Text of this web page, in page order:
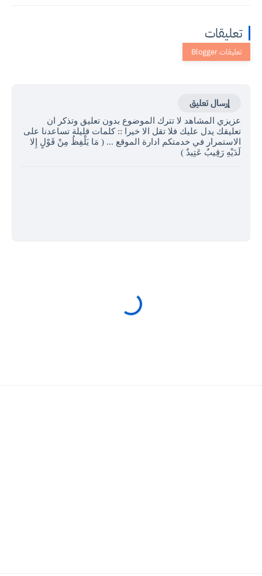
تعليقات
إرسال تعليق
عزيزي المشاهد لا تترك الموضوع بدون تعليق وتذكر ان
تعليقك يدل عليك فلا تقل الا خيرا :: كلمات قليلة تساعدنا على
الاستمرار في خدمتكم ادارة الموقع ... ( مَا يَلْفِظُ مِنْ قَوْلٍ إِلا
لَدَيْهِ رَقِيبٌ عَتِيدٌ )